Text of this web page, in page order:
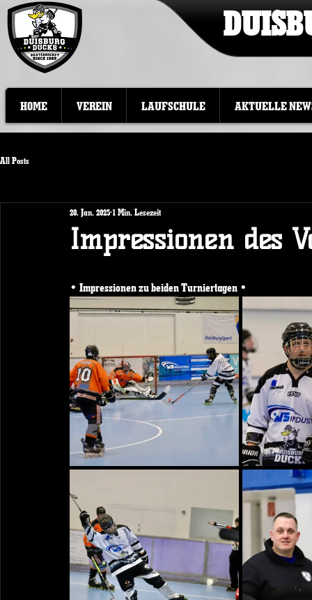
HOME VEREIN LAUFSCHULE AKTUELLE
All Posts
Impressionen des
20. Jan. 2025 1 Min. Lesezeit
• Impressionen zu beiden Turniertagen •